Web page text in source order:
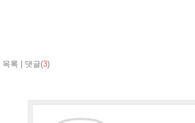
목록 댓글(3)